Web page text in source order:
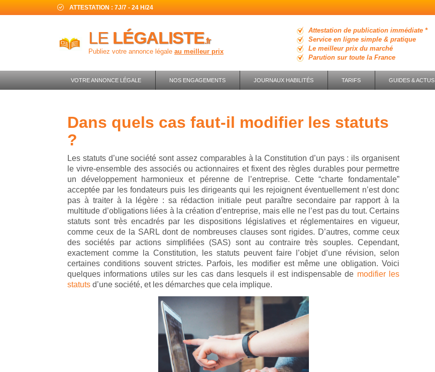
ATTESTATION : 7J/7 - 24 H/24
LE LÉGALISTE.fr
Publiez votre annonce légale au meilleur prix
Attestation de publication immédiate *
Service en ligne simple & pratique
Le meilleur prix du marché
Parution sur toute la France
VOTRE ANNONCE LÉGALE NOS ENGAGEMENTS JOURNAUX HABILITÉS TARIFS GUIDES & ACTUS
dans quels cas faut-il modifier les statuts
?
Les statuts d’une société sont assez comparables à la Constitution d’un pays : ils organisent
le vivre-ensemble des associés ou actionnaires et fixent des règles durables pour permettre
un développement harmonieux et pérenne de l’entreprise. Cette “charte fondamentale”
acceptée par les fondateurs puis les dirigeants qui les rejoignent éventuellement n’est donc
pas à traiter à la légère : sa rédaction initiale peut paraître secondaire par rapport à la
multitude d’obligations liées à la création d’entreprise, mais elle ne l’est pas du tout. Certains
statuts sont très encadrés par les dispositions législatives et réglementaires en vigueur,
comme ceux de la SARL dont de nombreuses clauses sont rigides. D’autres, comme ceux
des sociétés par actions simplifiées (SAS) sont au contraire très souples. Cependant,
exactement comme la Constitution, les statuts peuvent faire l’objet d’une révision, selon
certaines conditions souvent strictes. Parfois, les modifier est même une obligation. Voici
quelques informations utiles sur les cas dans lesquels il est indispensable de modifier les
statuts d’une société, et les démarches que cela implique.